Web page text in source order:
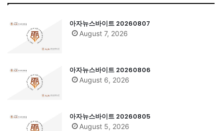
아자뉴스바이트 20260807
August 7, 2026
아자뉴스바이트 20260806
August 6, 2026
아자뉴스바이트 20260805
August 5, 2026